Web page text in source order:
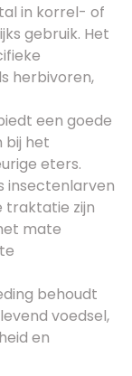
in korrel- of
gebruik. Het
herbivoren,
een goede
bij het
eters.
insectenlarven
traktatie zijn
mate
behoudt
voedsel,
en